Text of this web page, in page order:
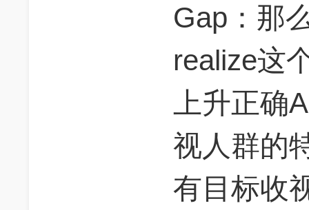
Gap：那
realize这
上升正确
视人群的
有目标收